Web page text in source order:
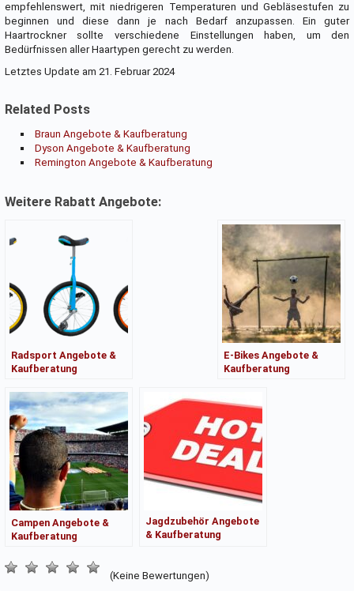
empfehlenswert, mit niedrigeren Temperaturen und Gebläsestufen zu
beginnen und diese dann je nach Bedarf anzupassen. Ein guter
Haartrockner sollte verschiedene Einstellungen haben, um den
Bedürfnissen aller Haartypen gerecht zu werden.
Letztes Update am 21. Februar 2024
Related Posts
Braun Angebote & Kaufberatung
Dyson Angebote & Kaufberatung
Remington Angebote & Kaufberatung
Weitere Rabatt Angebote:
Radsport Angebote &
Kaufberatung
E-Bikes Angebote &
Kaufberatung
Campen Angebote &
Kaufberatung
Jagdzubehör Angebote
& Kaufberatung
(Keine Bewertungen)